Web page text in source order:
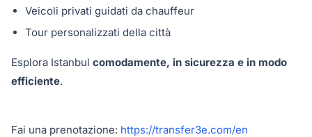
Veicoli privati guidati da chauffeur
Tour personalizzati della città
Esplora Istanbul comodamente, in sicurezza e in modo
efficiente.
Fai una prenotazione: https://transfer3e.com/en